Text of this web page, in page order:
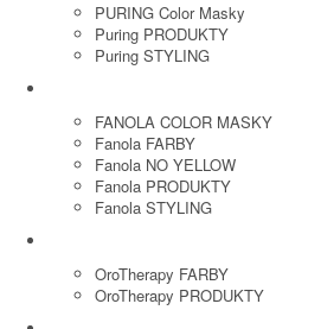
PURING Color Masky
Puring PRODUKTY
Puring STYLING
FANOLA COLOR MASKY
Fanola FARBY
Fanola NO YELLOW
Fanola PRODUKTY
Fanola STYLING
OroTherapy FARBY
OroTherapy PRODUKTY